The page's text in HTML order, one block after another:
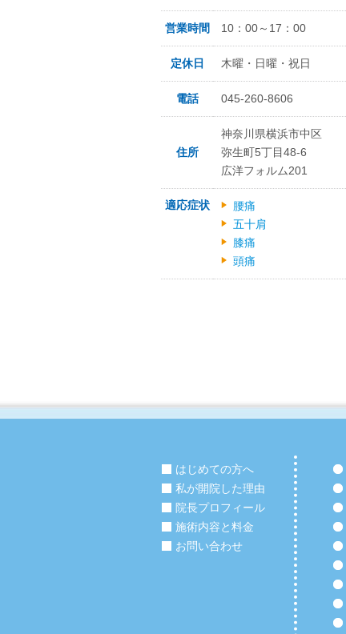
営業時間 10：00～17：00
定休日 木曜・日曜・祝日
電話 045-260-8606
住所
神奈川県横浜市中区
弥生町5丁目48-6
広洋フォルム201
適応症状
腰痛
五十肩
膝痛
頭痛
はじめての方へ
私が開院した理由
院長プロフィール
施術内容と料金
お問い合わせ